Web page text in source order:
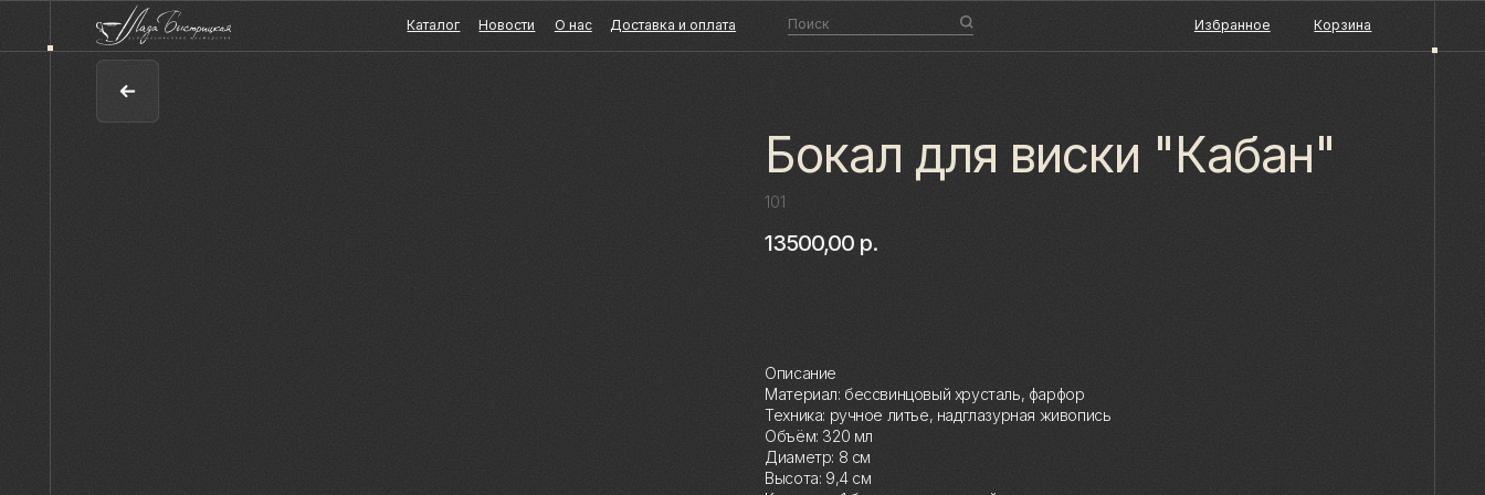
Каталог Новости О нас Доставка и оплата Поиск Корзина
Бокал для виски "Кабан"
101
13500,00 р.
Описание
Материал: бессвинцовый хрусталь, фарфор
Техника: ручное литье, надглазурная живопись
Объём: 320 мл
Диаметр: 8 см
Высота: 9,4 см